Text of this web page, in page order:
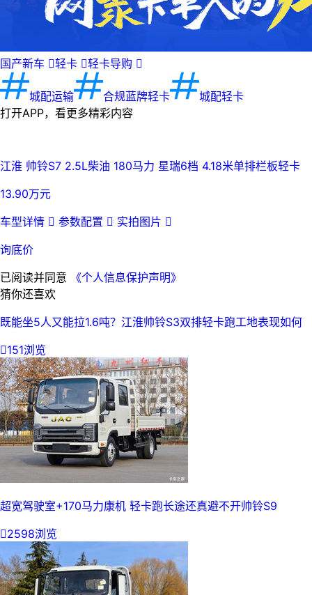
国产新车 轻卡 轻卡导购 
城配运输 合规蓝牌轻卡
城配轻卡
打开APP，看更多精彩内容
江淮 帅铃S7 2.5L柴油 180马力 星瑞6档 4.18米单排栏板轻卡
13.90万元
车型详情  参数配置  实拍图片 
询底价
已阅读并同意 《个人信息保护声明》
猜你还喜欢
既能坐5人又能拉1.6吨？江淮帅铃S3双排轻卡跑工地表现如何
151浏览
超宽驾驶室+170马力康机 轻卡跑长途还真避不开帅铃S9
2598浏览